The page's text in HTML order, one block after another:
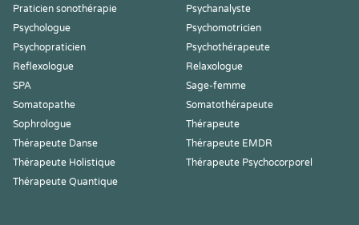
Praticien sonothérapie
Psychanalyste
Psychologue
Psychomotricien
Psychopraticien
Psychothérapeute
Reflexologue
Relaxologue
SPA
Sage-femme
Somatopathe
Somatothérapeute
Sophrologue
Thérapeute
Thérapeute Danse
Thérapeute EMDR
Thérapeute Holistique
Thérapeute Psychocorporel
Thérapeute Quantique